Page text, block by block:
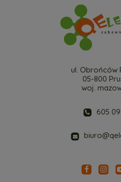
ul. Obrońców
05-800
woj.
605